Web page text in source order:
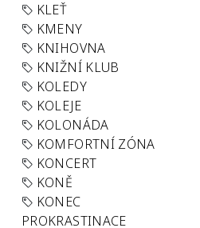
KLEŤ
KMENY
KNIHOVNA
KNIŽNÍ KLUB
KOLEDY
KOLEJE
KOLONÁDA
KOMFORTNÍ ZÓNA
KONCERT
KONĚ
KONEC
PROKRASTINACE